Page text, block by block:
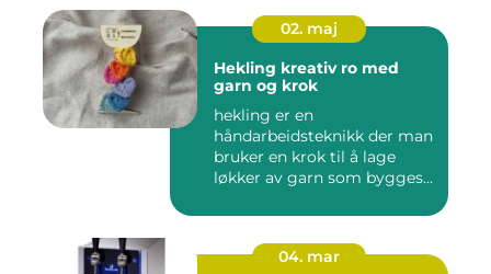
02. maj
Hekling kreativ ro med
garn og krok
hekling er en
håndarbeidsteknikk der man
bruker en krok til å lage
løkker av garn som bygges
04. mar